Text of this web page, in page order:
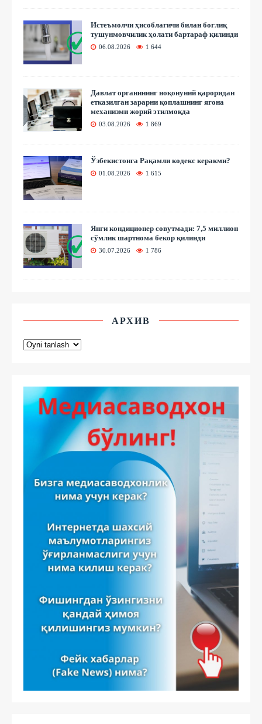
Истеъмолчи ҳисоблагичи билан боғлиқ
тушунмовчилик ҳолати бартараф қилинди
06.08.2026 1 644
Давлат органининг ноқонуний қароридан
етказилган зарарни қоплашнинг ягона
механизми жорий этилмоқда
03.08.2026 1 869
Ўзбекистонга Рақамли кодекс керакми?
01.08.2026 1 615
Янги кондиционер совутмади: 7,5 миллион
сўмлик шартнома бекор қилинди
30.07.2026 1 786
АРХИВ